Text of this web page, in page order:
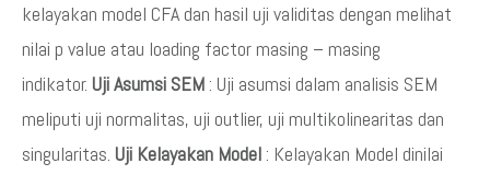
kelayakan model CFA dan hasil uji validitas dengan melihat
nilai p value atau loading factor masing – masing
indikator. Uji Asumsi SEM : Uji asumsi dalam analisis SEM
meliputi uji normalitas, uji outlier, uji multikolinearitas dan
singularitas. Uji Kelayakan Model : Kelayakan Model dinilai